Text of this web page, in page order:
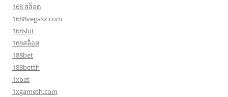
168 สล็อต
1688vegasx.com
168slot
168สล็อต
188bet
188betth
1xbet
1xgameth.com